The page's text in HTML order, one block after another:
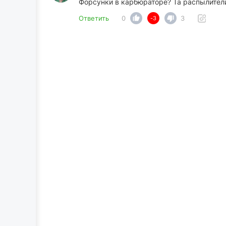
Форсунки в карбюраторе? Та
Ответить 0 -3 3